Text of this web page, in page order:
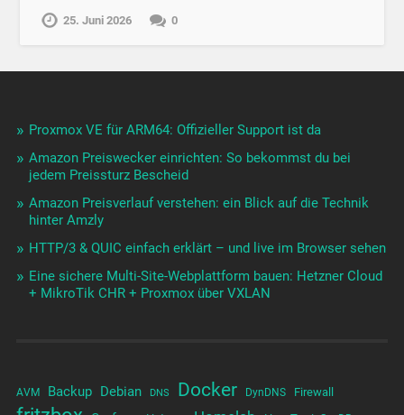
25. Juni 2026 0
Proxmox VE für ARM64: Offizieller Support ist da
Amazon Preiswecker einrichten: So bekommst du bei
jedem Preissturz Bescheid
Amazon Preisverlauf verstehen: ein Blick auf die Technik
hinter Amzly
HTTP/3 & QUIC einfach erklärt – und live im Browser sehen
Eine sichere Multi-Site-Webplattform bauen: Hetzner Cloud
+ MikroTik CHR + Proxmox über VXLAN
AVM Backup Debian DNS Docker DynDNS Firewall